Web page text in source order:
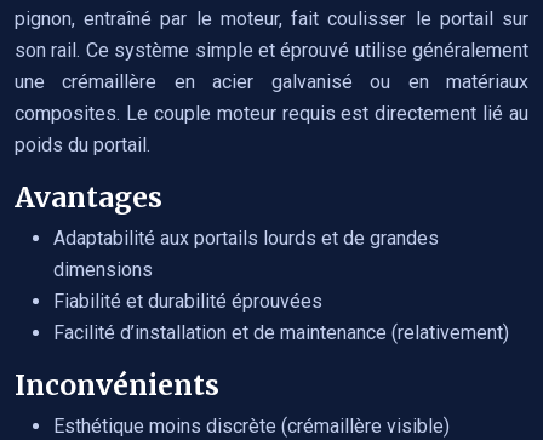
pignon, entraîné par le moteur, fait coulisser le portail sur
son rail. Ce système simple et éprouvé utilise généralement
une crémaillère en acier galvanisé ou en matériaux
composites. Le couple moteur requis est directement lié au
poids du portail.
Avantages
Adaptabilité aux portails lourds et de grandes
dimensions
Fiabilité et durabilité éprouvées
Facilité d’installation et de maintenance (relativement)
Inconvénients
Esthétique moins discrète (crémaillère visible)